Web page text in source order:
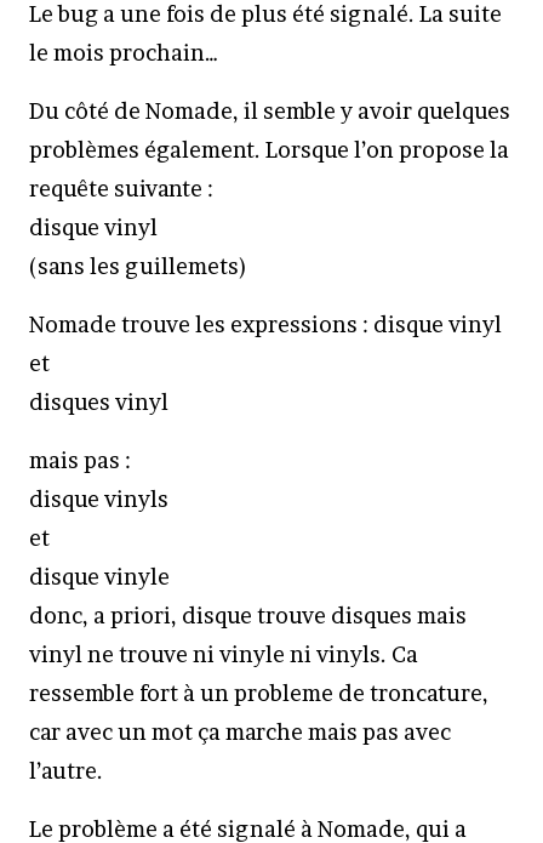
Le bug a une fois de plus été signalé. La suite
le mois prochain…
Du côté de Nomade, il semble y avoir quelques
problèmes également. Lorsque l’on propose la
requête suivante :
disque vinyl
(sans les guillemets)
Nomade trouve les expressions : disque vinyl
et
disques vinyl
mais pas :
disque vinyls
et
disque vinyle
donc, a priori, disque trouve disques mais
vinyl ne trouve ni vinyle ni vinyls. Ca
ressemble fort à un probleme de troncature,
car avec un mot ça marche mais pas avec
l’autre.
Le problème a été signalé à Nomade, qui a